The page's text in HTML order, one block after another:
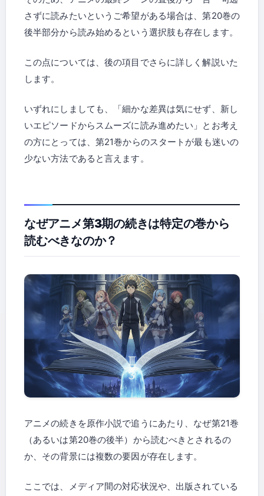
さずに読みたいというご希望がある場合は、第20巻の
後半部分から読み始めるという選択肢も存在します。
この点については、後の項目でさらに詳しく解説いた
します。
いずれにしましても、「細かな差異は気にせず、新し
いエピソードからスムーズに読み進めたい」とお考え
の方にとっては、第21巻からのスタートが最も迷いの
少ない方法であると言えます。
なぜアニメ第3期の続きは特定の巻から
読むべきなのか？
アニメの続きを原作小説で追うにあたり、なぜ第21巻
（あるいは第20巻の後半）から読むべきとされるの
か、その背景には複数の要因が存在します。
ここでは、メディア間の対応状況や、出版されている